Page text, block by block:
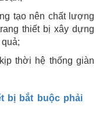
tạo nên chất lượng
thiết bị xây dựng
thời hệ thống giàn
bị bắt buộc phải